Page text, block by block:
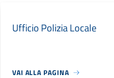
Ufficio Polizia Locale
VAI ALLA PAGINA